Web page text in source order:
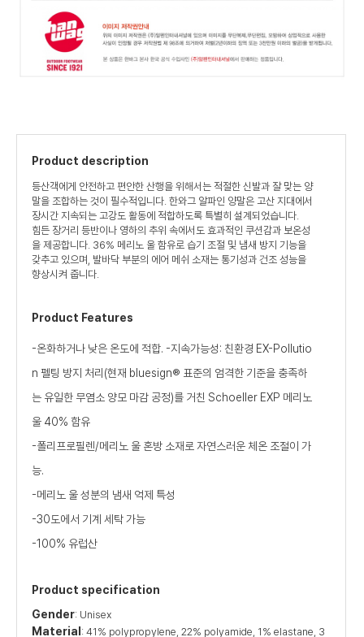
Product description
등산객에게 안전하고 편안한 산행을 위해서는 적절한 신발과 잘 맞는 양
말을 조합하는 것이 필수적입니다. 한와그 알파인 양말은 고산 지대에서
장시간 지속되는 고강도 활동에 적합하도록 특별히 설계되었습니다.
힘든 장거리 등반이나 영하의 추위 속에서도 효과적인 쿠션감과 보온성
을 제공합니다. 36% 메리노 울 함유로 습기 조절 및 냄새 방지 기능을
갖추고 있으며, 발바닥 부분의 에어 메쉬 소재는 통기성과 건조 성능을
향상시켜 줍니다.
Product Features
-온화하거나 낮은 온도에 적합. -지속가능성: 친환경 EX-Pollutio
n 펠팅 방지 처리(현재 bluesign® 표준의 엄격한 기준을 충족하
는 유일한 무염소 양모 마감 공정)를 거친 Schoeller EXP 메리노
울 40% 함유
-폴리프로필렌/메리노 울 혼방 소재로 자연스러운 체온 조절이 가
능.
-메리노 울 성분의 냄새 억제 특성
-30도에서 기계 세탁 가능
-100% 유럽산
Product specification
Gender: Unisex
Material : 41% polypropylene, 22% polyamide, 1% elastane, 3